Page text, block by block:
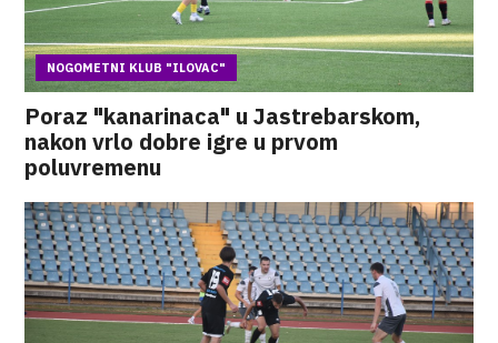
NOGOMETNI KLUB "ILOVAC"
Poraz "kanarinaca" u Jastrebarskom,
nakon vrlo dobre igre u prvom
poluvremenu